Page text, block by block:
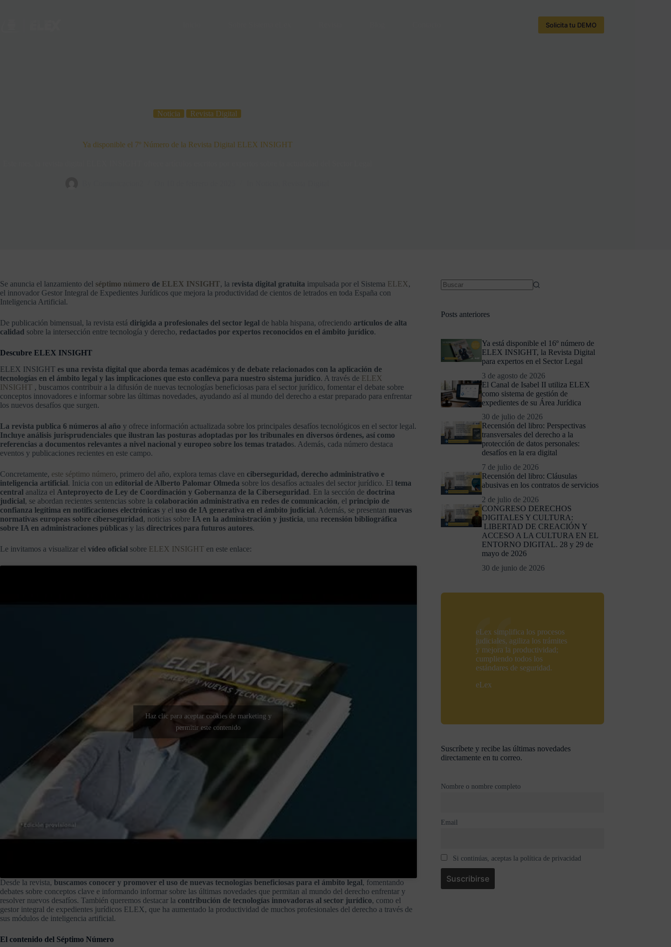
Solicita tu DEMO
Noticia Revista Digital
Ya disponible el 7º Número de la Revista Digital ELEX INSIGHT
Se anuncia el lanzamiento del séptimo número de ELEX INSIGHT, la revista digital gratuita impulsada por el Sistema ELEX,
el innovador Gestor Integral de Expedientes Jurídicos que mejora la productividad de cientos de letrados en toda España con
Inteligencia Artificial.
De publicación bimensual, la revista está dirigida a profesionales del sector legal de habla hispana, ofreciendo artículos de alta
calidad sobre la intersección entre tecnología y derecho, redactados por expertos reconocidos en el ámbito jurídico.
Descubre ELEX INSIGHT
ELEX INSIGHT es una revista digital que aborda temas académicos y de debate relacionados con la aplicación de
tecnologías en el ámbito legal y las implicaciones que esto conlleva para nuestro sistema jurídico. A través de ELEX
INSIGHT , buscamos contribuir a la difusión de nuevas tecnologías beneficiosas para el sector jurídico, fomentar el debate sobre
conceptos innovadores e informar sobre las últimas novedades, ayudando así al mundo del derecho a estar preparado para enfrentar
los nuevos desafíos que surgen.
La revista publica 6 números al año y ofrece información actualizada sobre los principales desafíos tecnológicos en el sector legal.
Incluye análisis jurisprudenciales que ilustran las posturas adoptadas por los tribunales en diversos órdenes, así como
referencias a documentos relevantes a nivel nacional y europeo sobre los temas tratados. Además, cada número destaca
eventos y publicaciones recientes en este campo.
Concretamente, este séptimo número, primero del año, explora temas clave en ciberseguridad, derecho administrativo e
inteligencia artificial. Inicia con un editorial de Alberto Palomar Olmeda sobre los desafíos actuales del sector jurídico. El tema
central analiza el Anteproyecto de Ley de Coordinación y Gobernanza de la Ciberseguridad. En la sección de doctrina
judicial, se abordan recientes sentencias sobre la colaboración administrativa en redes de comunicación, el principio de
confianza legítima en notificaciones electrónicas y el uso de IA generativa en el ámbito judicial. Además, se presentan nuevas
normativas europeas sobre ciberseguridad, noticias sobre IA en la administración y justicia, una recensión bibliográfica
sobre IA en administraciones públicas y las directrices para futuros autores.
Le invitamos a visualizar el vídeo oficial sobre ELEX INSIGHT en este enlace:
Haz clic para aceptar cookies de marketing y
permitir este contenido
Desde la revista, buscamos conocer y promover el uso de nuevas tecnologías beneficiosas para el ámbito legal, fomentando
debates sobre conceptos clave e informando informar sobre las últimas novedades que permitan al mundo del derecho enfrentar y
resolver nuevos desafíos. También queremos destacar la contribución de tecnologías innovadoras al sector jurídico, como el
gestor integral de expedientes jurídicos ELEX, que ha aumentado la productividad de muchos profesionales del derecho a través de
sus módulos de inteligencia artificial.
El contenido del Séptimo Número
Posts anteriores
Ya está disponible el 16º número de
ELEX INSIGHT, la Revista Digital
para expertos en el Sector Legal
3 de agosto de 2026
El Canal de Isabel II utiliza ELEX
como sistema de gestión de
expedientes de su Área Jurídica
30 de julio de 2026
Recensión del libro: Perspectivas
transversales del derecho a la
protección de datos personales:
desafíos en la era digital
7 de julio de 2026
Recensión del libro: Cláusulas
abusivas en los contratos de servicios
2 de julio de 2026
CONGRESO DERECHOS
DIGITALES Y CULTURA:
LIBERTAD DE CREACIÓN Y
ACCESO A LA CULTURA EN EL
ENTORNO DIGITAL. 28 y 29 de
mayo de 2026
30 de junio de 2026
eLex simplifica los procesos
judiciales, agiliza los trámites
y mejora la productividad;
cumpliendo todos los
estándares de seguridad.
eLex
Suscríbete y recibe las últimas novedades
directamente en tu correo.
Nombre o nombre completo
Email
Si continúas, aceptas la política de privacidad